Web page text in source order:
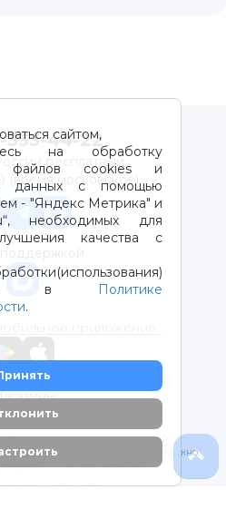
сайтом,
на обработку
файлов cookies и
данных с помощью
- "Яндекс Метрика" и
необходимых для
качества с
в
Политике
.
44-22
бесплатный
(время московское)
Детские товары с доставкой
материалов возможно
владельцев сайта.